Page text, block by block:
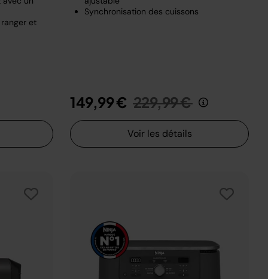
et
Synchronisation des cuissons
149,99 € Prix réduit de
229,99 €au
Voir les détails